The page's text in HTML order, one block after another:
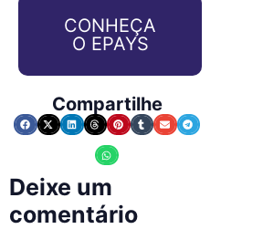
CONHEÇA
O EPAYS
Compartilhe
Deixe um
comentário